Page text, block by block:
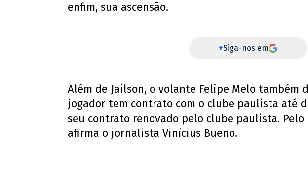
enfim, sua ascensão.
+Siga-nos em
Além de Jailson, o volante Felipe Melo também
jogador tem contrato com o clube paulista até
seu contrato renovado pelo clube paulista. Pelo
afirma o jornalista Vinícius Bueno.